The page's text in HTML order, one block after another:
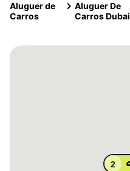
Aluguer de
Carros
Aluguer De
Carros Dubai
2